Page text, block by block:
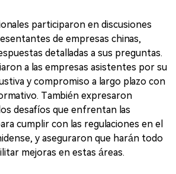
participaron en discusiones
de empresas chinas,
detalladas a sus preguntas.
a las empresas asistentes por su
y compromiso a largo plazo con
También expresaron
desafíos que enfrentan las
cumplir con las regulaciones en el
y aseguraron que harán todo
mejoras en estas áreas.